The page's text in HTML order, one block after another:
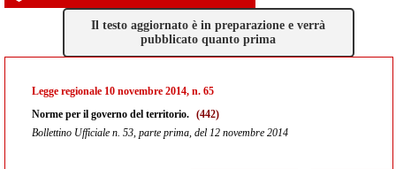
Il testo aggiornato è in preparazione e verrà
pubblicato quanto prima
Legge regionale 10 novembre 2014, n. 65
Norme per il governo del territorio. (442)
Bollettino Ufficiale n. 53, parte prima, del 12 novembre 2014